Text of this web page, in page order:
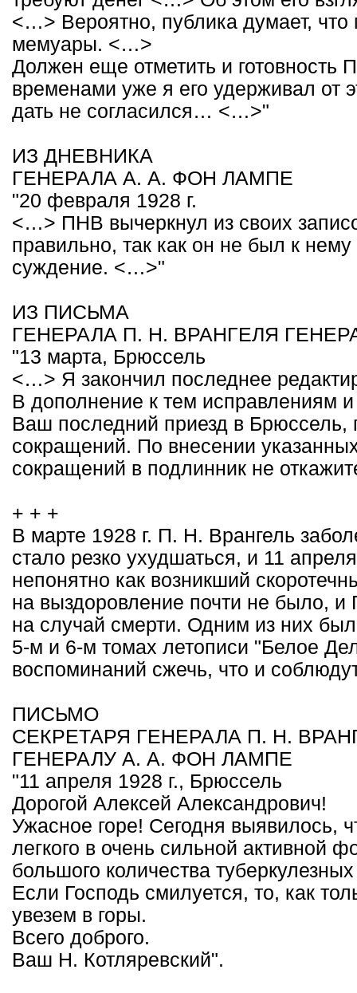
<…> Вероятно, публика думает,
мемуары. <…>
Должен еще отметить и готовность
временами уже я его удерживал от
дать не согласился… <…>"
ИЗ ДНЕВНИКА
ГЕНЕРАЛА А. А. ФОН ЛАМПЕ
"20 февраля 1928 г.
<…> ПНВ вычеркнул из своих
правильно, так как он не был к
суждение. <…>"
ИЗ ПИСЬМА
ГЕНЕРАЛА П. Н. ВРАНГЕЛЯ
"13 марта, Брюссель
<…> Я закончил последнее
В дополнение к тем исправлениям
Ваш последний приезд в Брюссель,
сокращений. По внесении
сокращений в подлинник не
+ + +
В марте 1928 г. П. Н. Врангель
стало резко ухудшаться, и 11
непонятно как возникший
на выздоровление почти не было,
на случай смерти. Одним из них
5-м и 6-м томах летописи "Белое
воспоминаний сжечь, что и
ПИСЬМО
СЕКРЕТАРЯ ГЕНЕРАЛА П. Н.
ГЕНЕРАЛУ А. А. ФОН ЛАМПЕ
"11 апреля 1928 г., Брюссель
Дорогой Алексей Александрович!
Ужасное горе! Сегодня выявилось,
легкого в очень сильной активной
большого количества
Если Господь смилуется, то, как
увезем в горы.
Всего доброго.
Ваш Н. Котляревский".